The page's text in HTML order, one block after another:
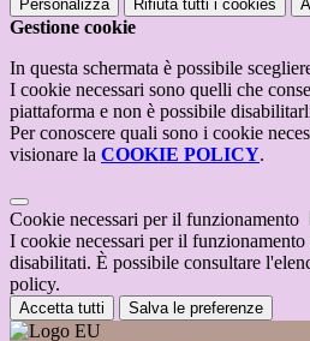
Personalizza Rifiuta tutti i cookies
Gestione cookie
In questa schermata è possibile
I cookie necessari sono quelli che
piattaforma e non è possibile
Per conoscere quali sono i cookie
visionare la COOKIE POLICY.
Cookie necessari per il funzionamento
I cookie necessari per il funzionamento
disabilitati. È possibile consultare
policy.
Accetta tutti Salva le preferenze